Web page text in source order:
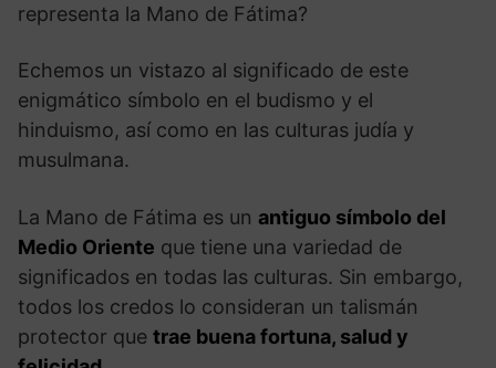
representa la Mano de Fátima?
Echemos un vistazo al significado de este
enigmático símbolo en el budismo y el
hinduismo, así como en las culturas judía y
musulmana.
La Mano de Fátima es un antiguo símbolo del
Medio Oriente que tiene una variedad de
significados en todas las culturas. Sin embargo,
todos los credos lo consideran un talismán
protector que trae buena fortuna, salud y